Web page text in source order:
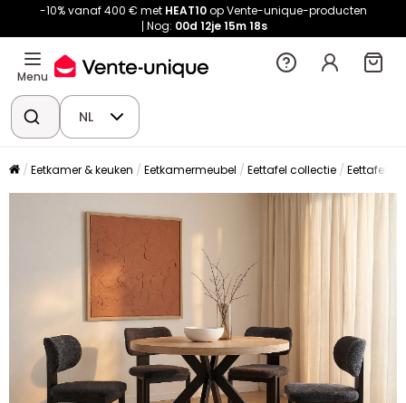
-10% vanaf 400 € met HEAT10op Vente-unique-producten
Nog: 00d 12je15m18s
Menu
NL
Eetkamer & keuken Eetkamermeubel Eettafel collectie Eettafel